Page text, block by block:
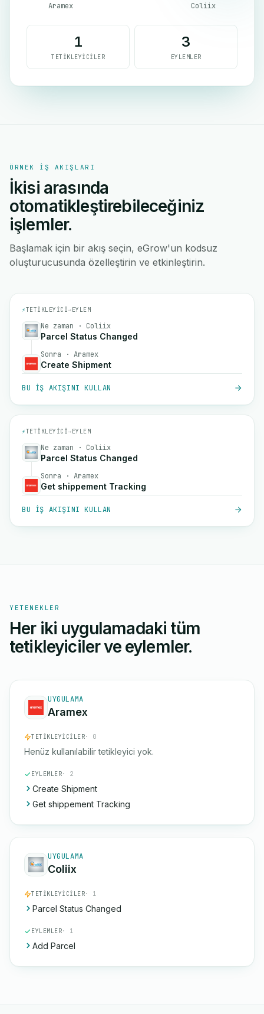
Aramex Coliix
1
TETIKLEYICILER
3
EYLEMLER
ÖRNEK IŞ AKIŞLARI
İkisi arasında
otomatikleştirebileceğiniz
işlemler.
Başlamak için bir akış seçin, eGrow'un kodsuz
oluşturucusunda özelleştirin ve etkinleştirin.
⚡TETIKLEYICI→EYLEM
Ne zaman · Coliix
Parcel Status Changed
Sonra · Aramex
Create Shipment
BU IŞ AKIŞINI KULLAN
⚡TETIKLEYICI→EYLEM
Ne zaman · Coliix
Parcel Status Changed
Sonra · Aramex
Get shippement Tracking
BU IŞ AKIŞINI KULLAN
YETENEKLER
Her iki uygulamadaki tüm
tetikleyiciler ve eylemler.
UYGULAMA
Aramex
TETIKLEYICILER· 0
Henüz kullanılabilir tetikleyici yok.
EYLEMLER· 2
Create Shipment
Get shippement Tracking
UYGULAMA
Coliix
TETIKLEYICILER· 1
Parcel Status Changed
EYLEMLER· 1
Add Parcel